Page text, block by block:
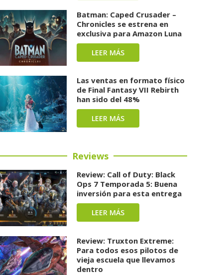
Batman: Caped Crusader –
Chronicles se estrena en
exclusiva para Amazon Luna
LEER MÁS
Las ventas en formato físico
de Final Fantasy VII Rebirth
han sido del 48%
LEER MÁS
Reviews
Review: Call of Duty: Black
Ops 7 Temporada 5: Buena
inversión para esta entrega
LEER MÁS
Review: Truxton Extreme:
Para todos esos pilotos de
vieja escuela que llevamos
dentro